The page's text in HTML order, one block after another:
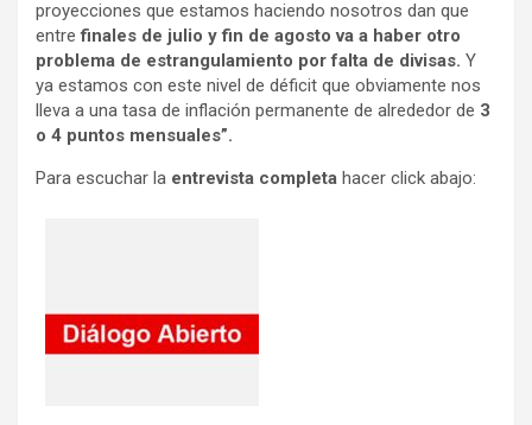
proyecciones que estamos haciendo nosotros dan que
entrefinales de julio y fin de agosto va a haber otro
problema de estrangulamiento por falta de divisas. Y
ya estamos con este nivel de déficit que obviamente nos
lleva a una tasa de inflación permanente de alrededor de 3
o 4 puntos mensuales”.
Para escuchar la entrevista completa hacer click abajo: